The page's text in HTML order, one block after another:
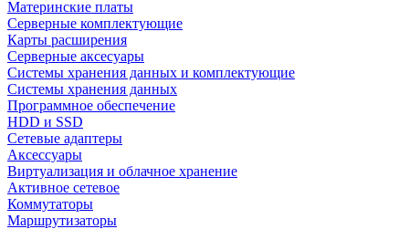
Материнские платы
Серверные комплектующие
Карты расширения
Серверные аксесуары
Системы хранения данных и комплектующие
Системы хранения данных
Программное обеспечение
HDD и SSD
Сетевые адаптеры
Аксессуары
Виртуализация и облачное хранение
Активное сетевое
Коммутаторы
Маршрутизаторы